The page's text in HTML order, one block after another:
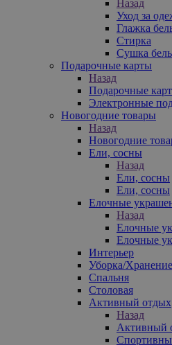
Назад
Уход за
Глажка
Стирка
Сушка
Подарочные карты
Назад
Подарочные
Электронные
Новогодние товары
Назад
Новогодние
Ели, сосны
Назад
Ели, сосны
Ели, сосны
Елочные
Назад
Елочные
Елочные
Интерьер
Уборка/Хранение
Спальня
Столовая
Активный отдых
Назад
Активный